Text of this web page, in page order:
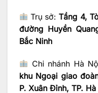
Trụ sở:Tầng 4,
đường Huyền
Bắc Ninh
Chi nhánh Hà
khu Ngoại giao
P. Xuân Đỉnh, TP.